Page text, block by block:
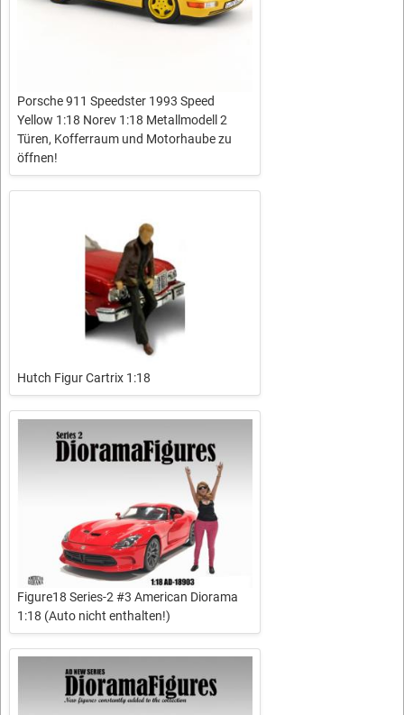
Porsche 911 Speedster 1993 Speed
Yellow 1:18 Norev 1:18 Metallmodell 2
Türen, Kofferraum und Motorhaube zu
öffnen!
Hutch Figur Cartrix 1:18
Figure18 Series-2 #3 American Diorama
1:18 (Auto nicht enthalten!)